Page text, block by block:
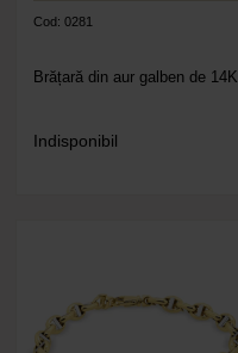
Cod: 0281
Brățară din aur galben de 14K
Indisponibil